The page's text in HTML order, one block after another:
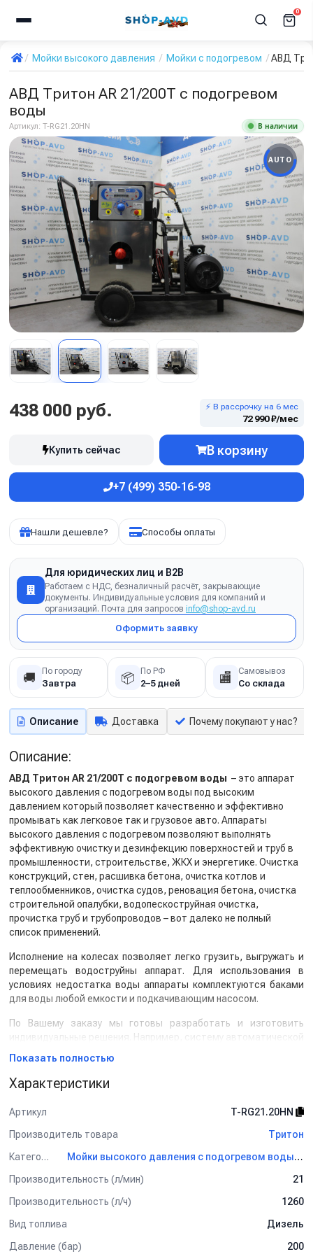
0
Мойки высокого давления Мойки с подогревом АВД
АВД Тритон AR 21/200Т с подогревом
воды
Артикул: T-RG21.20HN В наличии
AUTO
438 000 руб. ⚡ В рассрочку на 6 мес
72 990 ₽/мес
Купить сейчас В корзину
+7 (499) 350-16-98
Нашли дешевле? Способы оплаты
Для юридических лиц и B2B
Работаем с НДС, безналичный расчёт, закрывающие
документы. Индивидуальные условия для компаний и
организаций. Почта для запросов info@shop-avd.ru
Оформить заявку
🚚 По городу
Завтра 📦 По РФ
2–5 дней 🏬 Самовывоз
Со склада
Описание Доставка Почему покупают у нас?
Описание:
АВД Тритон AR 21/200Т с подогревом воды – это аппарат
высокого давления c подогревом воды под высоким
давлением который позволяет качественно и эффективно
промывать как легковое так и грузовое авто. Аппараты
высокого давления с подогревом позволяют выполнять
эффективную очистку и дезинфекцию поверхностей и труб в
промышленности, строительстве, ЖКХ и энергетике. Очистка
конструкций, стен, расшивка бетона, очистка котлов и
теплообменников, очистка судов, реновация бетона, очистка
строительной опалубки, водопескоструйная очистка,
прочистка труб и трубопроводов – вот далеко не полный
список применений.
Исполнение на колесах позволяет легко грузить, выгружать и
перемещать водоструйны аппарат. Для использования в
условиях недостатка воды аппараты комплектуются баками
для воды любой емкости и подкачивающим насосом.
По Вашему заказу мы готовы разработать и изготовить
индивидуальные решения. Например, систему автоматической
реновацию), систему очистки миксеров от бетона,
спецавтомобили и другие решения.
Комплектация:
RG 21.20 H Nпроизводительность 15 л/мин, давление
200 бар
двигателя 1500 в минуту
Усиленная рама нашего производства
Пускателем
Регулятором высокого давления с системой By-Pass
Дополнительная комплектация:
Показать полностью
Характеристики
Артикул
T-RG21.20HN
Производитель товара
Тритон
Категория
Мойки высокого давления с подогревом воды Тритон
Производительность (л/мин)
21
Производительность (л/ч)
1260
Вид топлива
Дизель
Давление (бар)
200